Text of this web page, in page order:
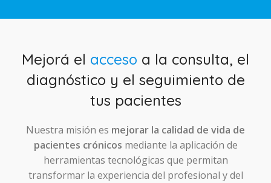
Mejorá el acceso a la consulta, el
diagnóstico y el seguimiento de
tus pacientes
Nuestra misión es mejorar la calidad de vida de
pacientes crónicos mediante la aplicación de
herramientas tecnológicas que permitan
transformar la experiencia del profesional y del